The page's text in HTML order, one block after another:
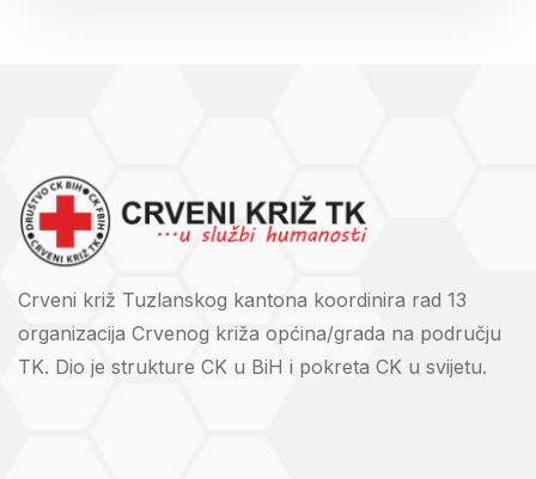
Crveni križ Tuzlanskog kantona koordinira rad 13
organizacija Crvenog križa općina/grada na području
TK. Dio je strukture CK u BiH i pokreta CK u svijetu.